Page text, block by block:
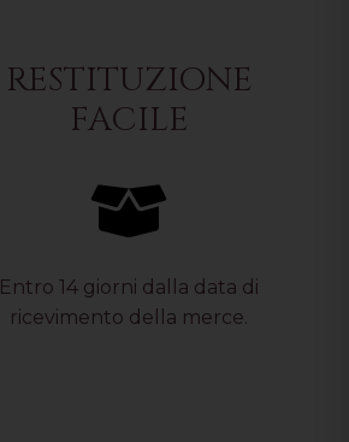
RESTITUZIONE
FACILE
Entro 14 giorni dalla data di
ricevimento della merce.